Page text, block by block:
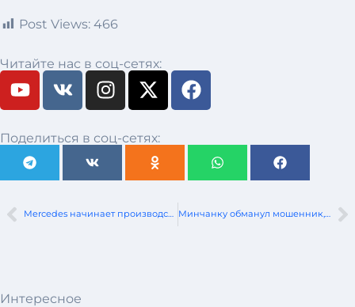
Post Views: 466
Читайте нас в соц-сетях:
Поделиться в соц-сетях:
Mercedes начинает производство полностью электрического eActros 600 Минчанку обманул мошенник, пообещав под заказ привезти из Китая электромобиль
Интересное